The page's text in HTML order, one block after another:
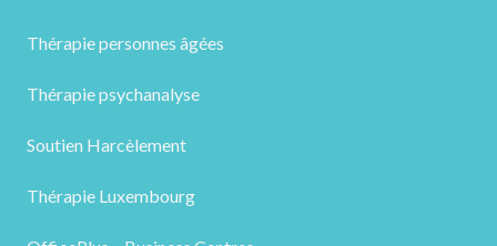
Thérapie personnes âgées
Thérapie psychanalyse
Soutien Harcèlement
Thérapie Luxembourg